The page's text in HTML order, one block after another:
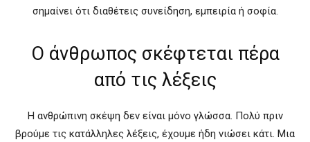
σημαίνει ότι διαθέτεις συνείδηση, εμπειρία ή σοφία.
Ο άνθρωπος σκέφτεται πέρα
από τις λέξεις
Η ανθρώπινη σκέψη δεν είναι μόνο γλώσσα. Πολύ πριν
βρούμε τις κατάλληλες λέξεις, έχουμε ήδη νιώσει κάτι. Μια